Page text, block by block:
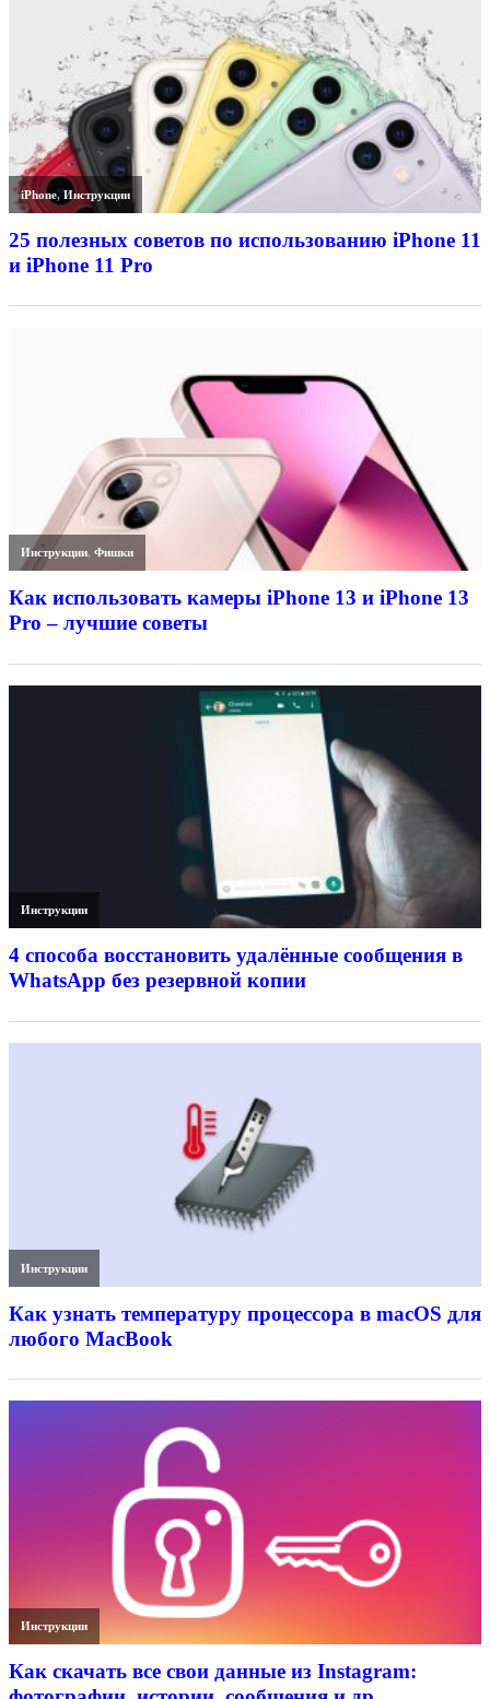
iPhone,Инструкции
25 полезных советов по использованию iPhone 11
и iPhone 11 Pro
Инструкции,Фишки
Как использовать камеры iPhone 13 и iPhone 13
Pro – лучшие советы
Инструкции
4 способа восстановить удалённые сообщения в
WhatsApp без резервной копии
Инструкции
Как узнать температуру процессора в macOS для
любого MacBook
Инструкции
Как скачать все свои данные из Instagram: